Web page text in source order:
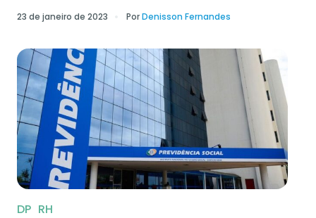
23 de janeiro de 2023 PorDenisson Fernandes
DP RH